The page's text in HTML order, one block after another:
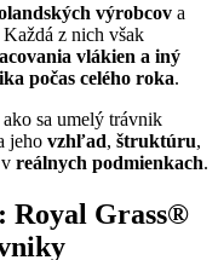
výrobcov a
Každá z nich však
vlákien a iný
počas celého roka.
sa umelý trávnik
jeho vzhľad, štruktúru,
reálnych podmienkach.
Royal Grass®